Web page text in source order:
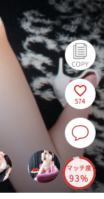
574
マッチ度
93%